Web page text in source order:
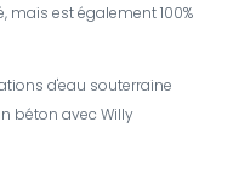
mais est également 100%
d'eau souterraine
béton avec Willy